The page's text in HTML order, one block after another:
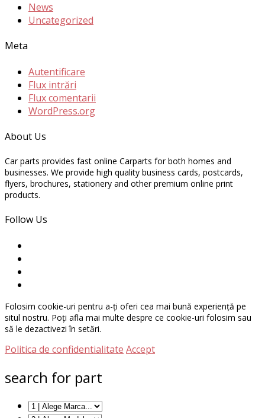
News
Uncategorized
Meta
Autentificare
Flux intrări
Flux comentarii
WordPress.org
About Us
Car parts provides fast online Carparts for both homes and
businesses. We provide high quality business cards, postcards,
flyers, brochures, stationery and other premium online print
products.
Follow Us
Folosim cookie-uri pentru a-ți oferi cea mai bună experiență pe
situl nostru. Poți afla mai multe despre ce cookie-uri folosim sau
să le dezactivezi în setări.
Politica de confidentialitate Accept
search for part